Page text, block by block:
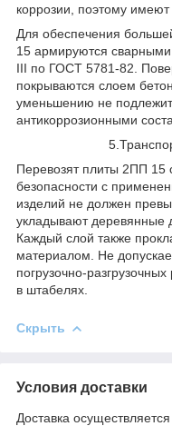
коррозии, поэтому имеют
Для обеспечения
15 армируются сварными
III по ГОСТ 5781-82.
покрываются слоем
уменьшению не
антикоррозионными
Перевозят плиты 2ПП 15
безопасности с
изделий не должен
укладывают деревянные
Каждый слой также
материалом. Не
погрузочно-
в штабелях.
Скрыть
Условия доставки
Доставка